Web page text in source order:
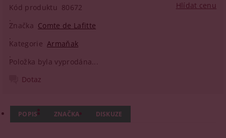
Kód produktu 80672
Značka Comte de Lafitte
Kategorie Armaňak
Položka byla vyprodána...
Hlídat cenu
Dotaz
POPIS ZNAČKA DISKUZE